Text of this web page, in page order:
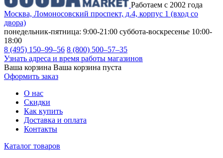
Работаем с 2002 года
Москва, Ломоносовский проспект, д.4, корпус 1 (вход со
двора)
понедельник-пятница: 9:00-21:00 суббота-воскресенье 10:00-
18:00
8 (495) 150–99–56 8 (800) 500–57–35
Узнать адреса и время работы магазинов
Ваша корзина Ваша корзина пуста
Оформить заказ
О нас
Скидки
Как купить
Доставка и оплата
Контакты
Каталог товаров